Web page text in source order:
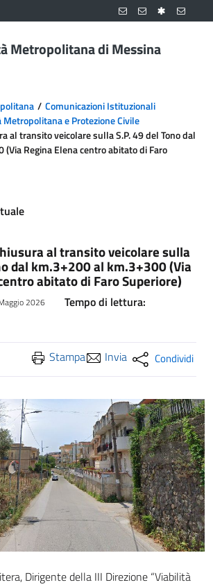
Metropolitana di Messina
Comunicazioni Istituzionali
e Protezione Civile
al transito veicolare sulla S.P. 49 del Tono dal
Regina Elena centro abitato di Faro
al transito veicolare sulla
dal km.3+200 al km.3+300 (Via
abitato di Faro Superiore)
2026 Tempo di lettura:
Stampa Invia Condividi
Dirigente della III Direzione “Viabilità